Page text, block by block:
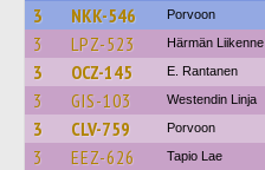
3 NKK-546 Porvoon
3 LPZ-523 Härmän Liikenne
3 OCZ-145 E. Rantanen
3 GIS-103 Westendin Linja
3 CLV-759 Porvoon
3 EEZ-626 Tapio Lae